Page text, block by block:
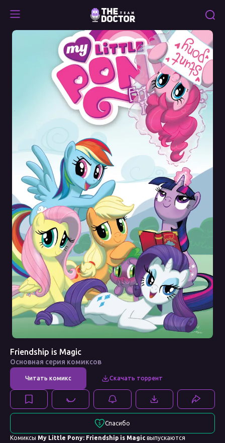
Friendship
Friendship is Magic
Основная серия комиксов
Спасибо
Комиксы My Little Pony: Friendship is Magic выпускаются